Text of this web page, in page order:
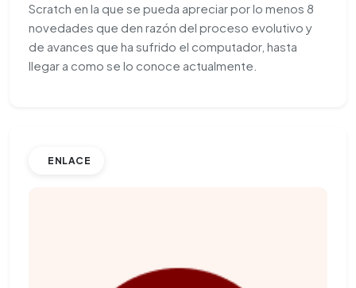
Scratch en la que se pueda apreciar por lo menos 8
novedades que den razón del proceso evolutivo y
de avances que ha sufrido el computador, hasta
llegar a como se lo conoce actualmente.
ENLACE